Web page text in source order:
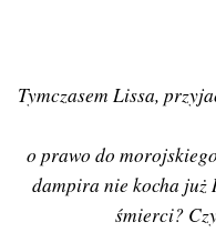
Tymczasem Lissa,
o prawo do
dampira nie kocha już
śmierci?